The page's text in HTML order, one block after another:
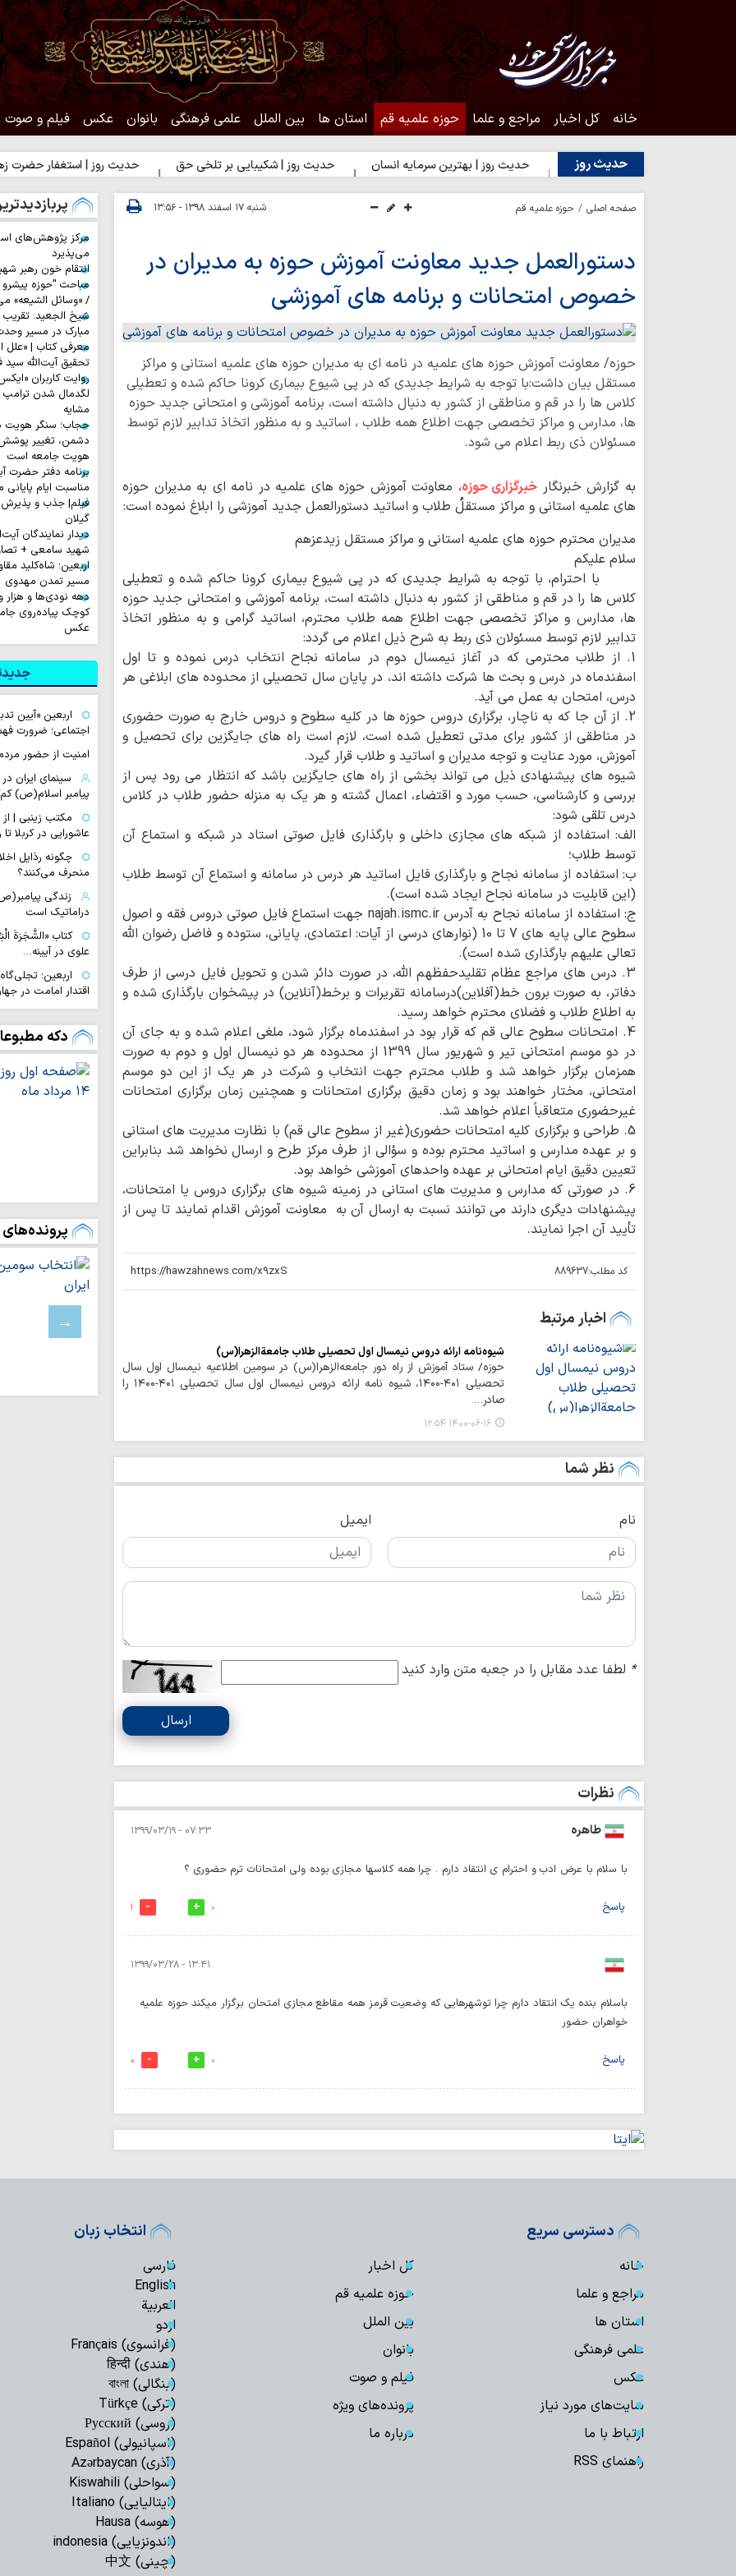
خانه کل اخبار مراجع و علما حوزه علمیه قم استان ها بین الملل علمی فرهنگی بانوان عکس فیلم و صوت
حدیث روزبه محبت اهل‌بیت(ع) حدیث روز | بهترین سرمایه انسان حدیث روز | شکیبایی بر تلخی حق حدیث روز | استغفار حضرت زهرا(س)
صفحه اصلی حوزه علمیه قم شنبه ۱۷ اسفند ۱۳۹۸ - ۱۳:۵۶
دستورالعمل جدید معاونت آموزش حوزه به مدیران در
خصوص امتحانات و برنامه های آموزشی
حوزه/ معاونت آموزش حوزه های علمیه در نامه ای به مدیران حوزه های علمیه استانی و مراکز
مستقل بیان داشت:با توجه به شرایط جدیدی که در پی شیوع بیماری کرونا حاکم شده و تعطیلی
کلاس ها را در قم و مناطقی از کشور به دنبال داشته است، برنامه آموزشی و امتحانی جدید حوزه
ها، مدارس و مراکز تخصصی جهت اطلاع همه طلاب ، اساتید و به منظور اتخاذ تدابیر لازم توسط
مسئولان ذی ربط اعلام می شود.
به گزارش خبرنگار خبرگزاری حوزه، معاونت آموزش حوزه های علمیه در نامه ای به مدیران حوزه
های علمیه استانی و مراکز مستقلُ طلاب و اساتید دستورالعمل جدید آموزشی را ابلاغ نموده است:
مدیران محترم حوزه های علمیه استانی و مراکز مستقل زیدعزهم
سلام علیکم
با احترام، با توجه به شرایط جدیدی که در پی شیوع بیماری کرونا حاکم شده و تعطیلی
کلاس ها را در قم و مناطقی از کشور به دنبال داشته است، برنامه آموزشی و امتحانی جدید حوزه
ها، مدارس و مراکز تخصصی جهت اطلاع همه طلاب محترم، اساتید گرامی و به منظور اتخاذ
تدابیر لازم توسط مسئولان ذی ربط به شرح ذیل اعلام می گردد:
1. از طلاب محترمی که در آغاز نیمسال دوم در سامانه نجاح انتخاب درس نموده و تا اول
اسفندماه در درس و بحث ها شرکت داشته اند، در پایان سال تحصیلی از محدوده های ابلاغی هر
درس، امتحان به عمل می آید.
2. از آن جا که به ناچار، برگزاری دروس حوزه ها در کلیه سطوح و دروس خارج به صورت حضوری
در مناطقی از کشور برای مدتی تعطیل شده است، لازم است راه های جایگزین برای تحصیل و
آموزش، مورد عنایت و توجه مدیران و اساتید و طلاب قرار گیرد.
شیوه های پیشنهادی ذیل می تواند بخشی از راه های جایگزین باشد که انتظار می رود پس از
بررسی و کارشناسی، حسب مورد و اقتضاء، اعمال گشته و هر یک به منزله حضور طلاب در کلاس
درس تلقی شود:
الف: استفاده از شبکه های مجازی داخلی و بارگذاری فایل صوتی استاد در شبکه و استماع آن
توسط طلاب؛
ب: استفاده از سامانه نجاح و بارگذاری فایل اساتید هر درس در سامانه و استماع آن توسط طلاب
(این قابلیت در سامانه نجاح ایجاد شده است).
ج: استفاده از سامانه نجاح به آدرس najah.ismc.ir جهت استماع فایل صوتی دروس فقه و اصول
سطوح عالی پایه های 7 تا 10 (نوارهای درسی از آیات: اعتمادی، پایانی، ستوده و فاضل رضوان الله
تعالی علیهم بارگذاری شده است).
3. درس های مراجع عظام تقلیدحفظهم الله، در صورت دائر شدن و تحویل فایل درسی از طرف
دفاتر، به صورت برون خط(آفلاین)درسامانه تقریرات و برخط(آنلاین) در پیشخوان بارگذاری شده و
به اطلاع طلاب و فضلای محترم خواهد رسید.
4. امتحانات سطوح عالی قم که قرار بود در اسفندماه برگزار شود، ملغی اعلام شده و به جای آن
در دو موسم امتحانی تیر و شهریور سال 1399 از محدوده هر دو نیمسال اول و دوم به صورت
همزمان برگزار خواهد شد و طلاب محترم جهت انتخاب و شرکت در هر یک از این دو موسم
امتحانی، مختار خواهند بود و زمان دقیق برگزاری امتحانات و همچنین زمان برگزاری امتحانات
غیرحضوری متعاقباً اعلام خواهد شد.
5. طراحی و برگزاری کلیه امتحانات حضوری(غیر از سطوح عالی قم) با نظارت مدیریت های استانی
و بر عهده مدارس و اساتید محترم بوده و سؤالی از طرف مرکز طرح و ارسال نخواهد شد بنابراین
تعیین دقیق ایام امتحانی بر عهده واحدهای آموزشی خواهد بود.
6. در صورتی که مدارس و مدیریت های استانی در زمینه شیوه های برگزاری دروس یا امتحانات،
پیشنهادات دیگری دارند می توانند نسبت به ارسال آن به معاونت آموزش اقدام نمایند تا پس از
تأیید آن اجرا نمایند.
کد مطلب:889637
اخبار مرتبط
شیوه‌نامه ارائه دروس نیمسال اول تحصیلی طلاب جامعةالزهرا(س)
حوزه/ ستاد آموزش از راه دور جامعه‌الزهرا(س) در سومین اطلاعیه نیمسال اول سال
تحصیلی ۴۰۱-۱۴۰۰، شیوه نامه ارائه دروس نیمسال اول سال تحصیلی ۴۰۱-۱۴۰۰ را
صادر…
۱۴۰۰-۰۶-۱۶ ۱۲:۵۴
نظر شما
نام ایمیل
* لطفا عدد مقابل را در جعبه متن وارد کنید
ارسال
نظرات
طاهره ۰۷:۳۳ - ۱۳۹۹/۰۳/۱۹
با سلام با عرض ادب و احترام ی انتقاد دارم . چرا همه کلاسها مجازی بوده ولی امتحانات ترم حضوری ؟
پاسخ 0
1
۱۳:۴۱ - ۱۳۹۹/۰۳/۲۸
باسلام بنده یک انتقاد دارم چرا توشهرهایی که وضعیت قرمز همه مقاطع مجازی امتحان برگزار میکند حوزه علمیه
خواهران حضور
پاسخ 0
0
مرکز پژوهش‌های
می‌پذیرد
انتقام خون رهبر
مباحث "حوزه پیشرو
/ «وسائل الشیعه»
شیخ الجعید: تقریب
مبارک در مسیر
معرفی کتاب | «علل
تحقیق آیت‌الله سید
لگدمال شدن ترامپ
مشایه
حجاب؛ سنگر هویت
دشمن، تغییر پوشش
هویت جامعه است
برنامه دفتر حضرت
مناسبت ایام پایانی
فیلم| جذب و پذیرش
گیلان
دیدار نمایندگان
شهید سامعی +
اربعین؛ شاه‌کلید
مسیر تمدن مهدوی
دهه‌ نودی‌ها و هزار
کوچک پیاده‌روی
عکس
اربعین «آیین
اجتماعی؛ ضرورت
امنیت از حضور
سینمای ایران
پیامبر اسلام(ص)
مکتب زینبی |
عاشورایی در کربلا
چگونه رذایل
منحرف می‌کنند؟
زندگی
دراماتیک است
کتاب «الشَّجَرَةَ
علوی در آیینه…
اربعین؛
اقتدار امامت در
چرا «مقایسه
خانوادگی است؟
حدیث روز |
اهل‌بیت(ع)
طلبه‌های حوزه
به قاب سینما آوردند
تجمعات شبانه
مقابل کنسولگری
لبنان و فلسطین در
زن، کنشگری آگاه
استمرار مسیر
ایران اسلامی است
دکه
پرونده‌های
دسترسی سریع
خانه
کل اخبار
مراجع و علما
حوزه علمیه قم
استان ها
بین الملل
علمی فرهنگی
بانوان
عکس
فیلم و صوت
سایت‌های مورد نیاز
پرونده‌های ویژه
ارتباط با ما
درباره ما
راهنمای RSS
انتخاب زبان
فارسی
English
العربیة
اردو
(فرانسوی) Français
(هندی) हिन्दी
(بنگالی) বাংলা
(ترکی) Türkçe
(روسی) Русский
(اسپانیولی) Español
(آذری) Azərbaycan
(سواحلی) Kiswahili
(ایتالیایی) Italiano
(هوسه) Hausa
(اندونزیایی) indonesia
(چینی) 中文